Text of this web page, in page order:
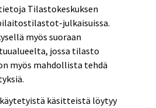
Tilastokeskuksen
julkaisuissa.
myös suoraan
jossa tilasto
myös mahdollista tehdä
käsitteistä löytyy